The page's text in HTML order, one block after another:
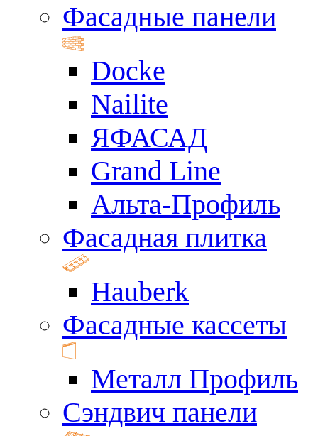
Фасадные панели
Docke
Nailite
ЯФАСАД
Grand Line
Альта-Профиль
Фасадная плитка
Hauberk
Фасадные кассеты
Металл Профиль
Сэндвич панели